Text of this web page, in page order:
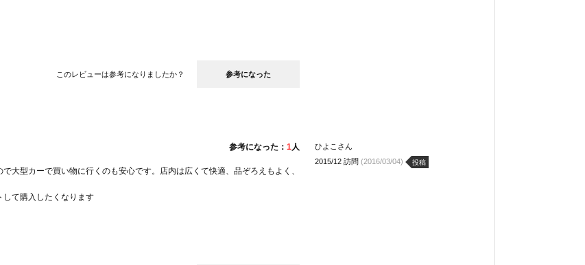
このレビューは参考になりましたか？ 参考になった
参考になった： 1人
大型カーで買い物に行くのも安心です。店内は広くて快適、品ぞろえもよく、
て購入したくなります
ひよこさん
2015/12 訪問 (2016/03/04) 投稿